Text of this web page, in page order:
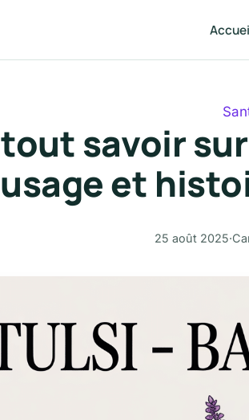
tout savoir
usage et
25 août 2025·